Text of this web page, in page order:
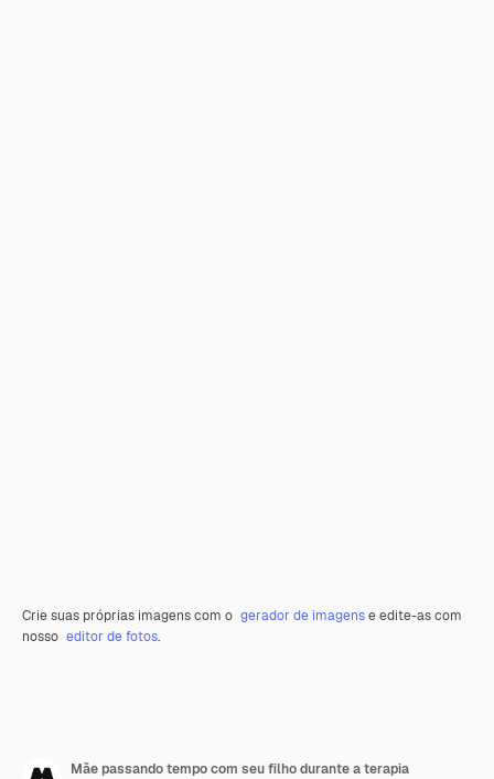
Crie suas próprias imagens com o gerador de imagense edite-as com
nosso editor de fotos.
Mãe passando tempo com seu filho durante a terapia